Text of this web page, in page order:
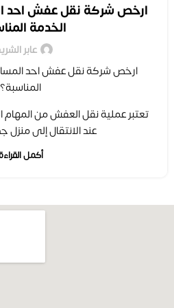
ارخص شركة نقل عفش احد
الخدمة
عابر
ارخص شركة نقل عفش احد
المناسبة؟
تعتبر عملية نقل العفش من المهام
عند الانتقال إلى
أكمل